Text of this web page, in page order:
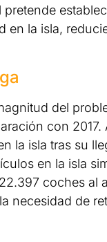
en la isla,
del
con
la isla tras su
en la isla
coches al
necesidad de